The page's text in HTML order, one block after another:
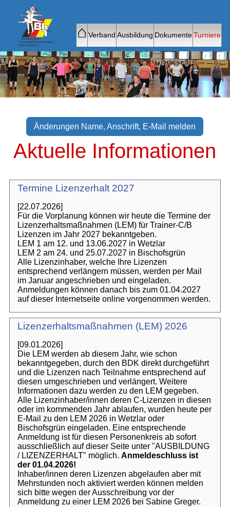
⌂Verband Ausbildung DokumenteTurniere
Änderungen Name, Anschrift, E-Mail melden
Aktuelle Informationen
Termine Lizenzerhalt 2027
[22.07.2026]
Für die Vorplanung können wir heute die Termine der
Lizenzerhaltsmaßnahmen (LEM) für Trainer-C/B
Lizenzen im Jahr 2027 bekanntgeben.
LEM 1 am 12. und 13.06.2027 in Wetzlar
LEM 2 am 24. und 25.07.2027 in Bischofsgrün
Alle Lizenzinhaber, welche Ihre Lizenzen
entsprechend verlängern müssen, werden per Mail
im Januar angeschrieben und eingeladen.
Anmeldungen können danach bis zum 01.04.2027
auf dieser Internetseite online vorgenommen werden.
Lizenzerhaltsmaßnahmen (LEM) 2026
[09.01.2026]
Die LEM werden ab diesem Jahr, wie schon
bekanntgegeben, durch den BDK direkt durchgeführt
und die Lizenzen nach Teilnahme entsprechend auf
diesen umgeschrieben und verlängert. Weitere
Informationen dazu werden zu den LEM gegeben.
Alle Lizenzinhaber/innen deren C-Lizenzen in diesen
oder im kommenden Jahr ablaufen, wurden heute per
E-Mail zu den LEM 2026 in Wetzlar oder
Bischofsgrün eingeladen. Eine entsprechende
Anmeldung ist für diesen Personenkreis ab sofort
ausschließlich auf dieser Seite unter "AUSBILDUNG
/ LIZENZERHALT" möglich.Anmeldeschluss ist
der 01.04.2026!
Inhaber/innen deren Lizenzen abgelaufen aber mit
Mehrstunden noch aktiviert werden können melden
sich bitte wegen der Ausschreibung vor der
Anmeldung zu einer LEM 2026 bei Sabine Greger.